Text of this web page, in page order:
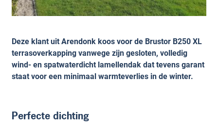
Deze klant uit Arendonk koos voor de Brustor B250 XL
terrasoverkapping vanwege zijn gesloten, volledig
wind- en spatwaterdicht lamellendak dat tevens garant
staat voor een minimaal warmteverlies in de winter.
Perfecte dichting